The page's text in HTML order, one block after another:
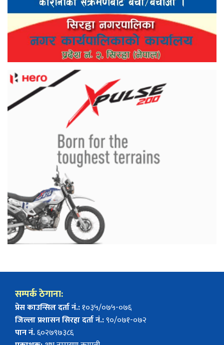
सम्पर्क ठेगाना:
प्रेस काउन्सिल दर्ता नं.:१०३५/०७५-०७६
जिल्ला प्रशासन सिरहा दर्ता नं.:९०/०७१-०७२
पान नं.६०२७९७३८६